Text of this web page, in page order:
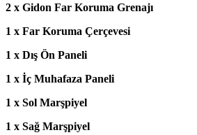
2 x Gidon Far Koruma Grenajı
1 x Far Koruma Çerçevesi
1 x Dış Ön Paneli
1 x İç Muhafaza Paneli
1 x Sol Marşpiyel
1 x Sağ Marşpiyel